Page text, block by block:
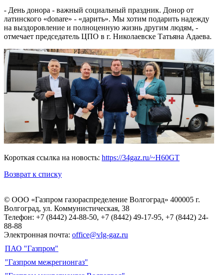
- День донора - важный социальный праздник. Донор от
латинского «donare» - «дарить». Мы хотим подарить надежду
на выздоровление и полноценную жизнь другим людям, -
отмечает председатель ЦПО в г. Николаевске Татьяна Адаева.
Короткая ссылка на новость: https://34gaz.ru/~H60GT
Возврат к списку
© ООО «Газпром газораспределение Волгоград» 400005 г.
Волгоград, ул. Коммунистическая, 38
Телефон: +7 (8442) 24-88-50, +7 (8442) 49-17-95, +7 (8442) 24-
88-88
Электронная почта: office@vlg-gaz.ru
ПАО "Газпром"
"Газпром межрегионгаз"